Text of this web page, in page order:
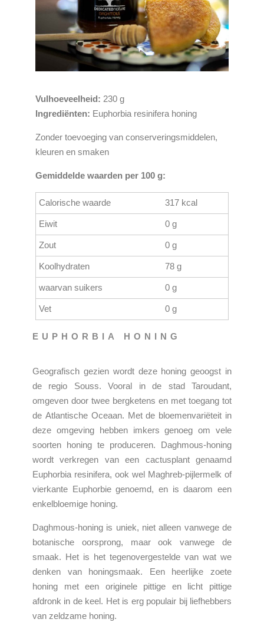
Vulhoeveelheid: 230 g
Ingrediënten: Euphorbia resinifera honing
Zonder toevoeging van conserveringsmiddelen,
kleuren en smaken
Gemiddelde waarden per 100 g:
Calorische waarde
317 kcal
Eiwit
0 g
Zout
0 g
Koolhydraten
78 g
waarvan suikers
0 g
Vet
0 g
EUPHORBIA HONING
Geografisch gezien wordt deze honing geoogst in
de regio Souss. Vooral in de stad Taroudant,
omgeven door twee bergketens en met toegang tot
de Atlantische Oceaan. Met de bloemenvariëteit in
deze omgeving hebben imkers genoeg om vele
soorten honing te produceren. Daghmous-honing
wordt verkregen van een cactusplant genaamd
Euphorbia resinifera, ook wel Maghreb-pijlermelk of
vierkante Euphorbie genoemd, en is daarom een
enkelbloemige honing.
Daghmous-honing is uniek, niet alleen vanwege de
botanische oorsprong, maar ook vanwege de
smaak. Het is het tegenovergestelde van wat we
denken van honingsmaak. Een heerlijke zoete
honing met een originele pittige en licht pittige
afdronk in de keel. Het is erg populair bij liefhebbers
van zeldzame honing.